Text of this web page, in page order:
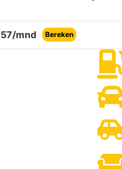
/mnd Bereken